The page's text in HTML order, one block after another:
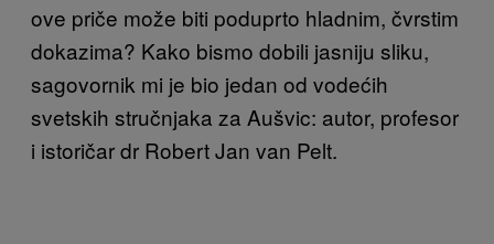
ove priče može biti poduprto hladnim, čvrstim
dokazima? Kako bismo dobili jasniju sliku,
sagovornik mi je bio jedan od vodećih
svetskih stručnjaka za Aušvic: autor, profesor
i istoričar dr Robert Jan van Pelt.